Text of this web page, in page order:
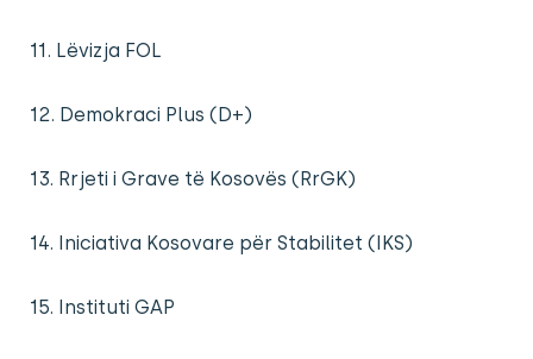
11. Lëvizja FOL
12. Demokraci Plus (D+)
13. Rrjeti i Grave të Kosovës (RrGK)
14. Iniciativa Kosovare për Stabilitet (IKS)
15. Instituti GAP